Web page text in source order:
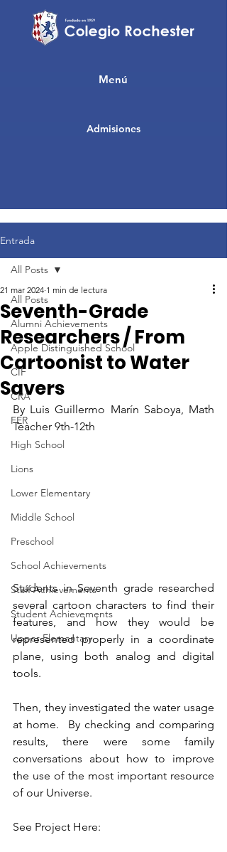
Admisiones
Menú
Entrada
All Posts
Alumni Achievements
Apple Distinguished School
CIF
CRA
FER
High School
Lions
Lower Elementary
Middle School
Preschool
School Achievements
Staff Achievements
Student Achievements
Upper Elementary
All Posts
Seventh-Grade
Researchers / From
Cartoonist to Water
Savers
21 mar 2024 1 min de lectura
By Luis Guillermo Marín Saboya, Math
Teacher 9th-12th
Students in Seventh grade researched
several cartoon characters to find their
features, and how they would be
represented properly in a coordinate
plane, using both analog and digital
tools.
Then, they investigated the water usage
at home.  By checking and comparing
results, there were some family
conversations about how to improve
the use of the most important resource
of our Universe.
See Project Here: